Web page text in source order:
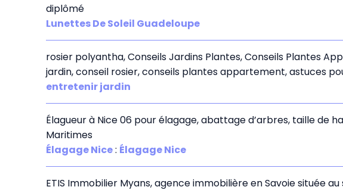
diplômé
Lunettes De Soleil Guadeloupe
rosier polyantha, Conseils Jardins Plantes, Conseils Plantes
jardin, conseil rosier, conseils plantes appartement, astuces
entretenir jardin
Élagueur à Nice 06 pour élagage, abattage d’arbres, taille de
Maritimes
Élagage Nice: Élagage Nice
ETIS Immobilier Myans, agence immobilière en Savoie située